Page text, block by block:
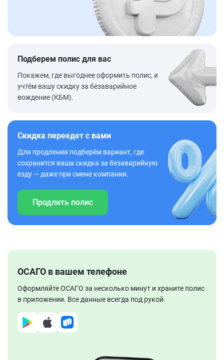
Подберем полис для вас
Покажем, где выгоднее оформить полис, и
учтём вашу скидку за безаварийное
вождение (КБМ).
Скидка переедет с вами
Для продления подберём вариант, где
сохранится ваша скидка за безаварийную
езду — даже при смене компании.
Продлить полис
ОСАГО в вашем телефоне
Оформляйте ОСАГО за несколько минут и храните полис
в приложении. Все данные всегда под рукой.